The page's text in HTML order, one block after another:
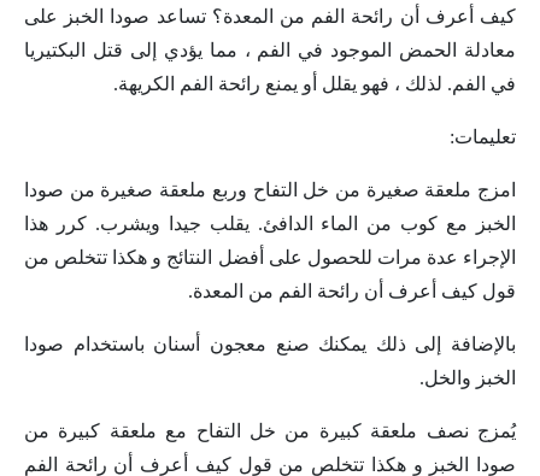
كيف أعرف أن رائحة الفم من المعدة؟ تساعد صودا الخبز على
معادلة الحمض الموجود في الفم ، مما يؤدي إلى قتل البكتيريا
في الفم. لذلك ، فهو يقلل أو يمنع رائحة الفم الكريهة.
تعليمات:
امزج ملعقة صغيرة من خل التفاح وربع ملعقة صغيرة من صودا
الخبز مع كوب من الماء الدافئ. يقلب جيدا ويشرب. كرر هذا
الإجراء عدة مرات للحصول على أفضل النتائج و هكذا تتخلص من
قول كيف أعرف أن رائحة الفم من المعدة.
بالإضافة إلى ذلك يمكنك صنع معجون أسنان باستخدام صودا
الخبز والخل.
يُمزج نصف ملعقة كبيرة من خل التفاح مع ملعقة كبيرة من
صودا الخبز و هكذا تتخلص من قول كيف أعرف أن رائحة الفم